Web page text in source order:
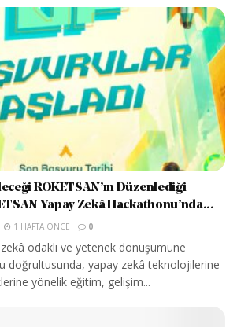
ROKETSAN’ın Düzenlediği
Yapay Zekâ Hackathonu’nda...
1 HAFTA ÖNCE 0
zekâ odaklı ve yetenek dönüşümüne
doğrultusunda, yapay zekâ teknolojilerine
yönelik eğitim, gelişim...